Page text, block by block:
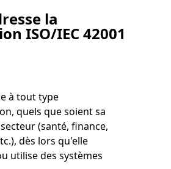
la
ISO/IEC 42001
à tout type
quels que soient sa
(santé, finance,
dès lors qu'elle
utilise des systèmes